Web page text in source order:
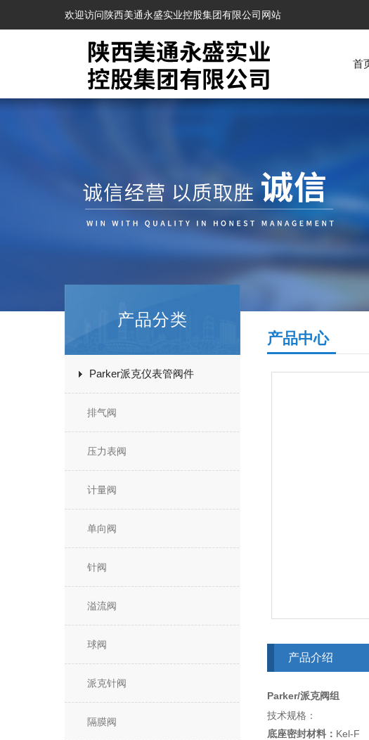
欢迎访问陕西美通永盛实业控股集团有限公司网站
首
产品分类
Parker派克仪表管阀件
排气阀
压力表阀
计量阀
单向阀
针阀
溢流阀
球阀
派克针阀
隔膜阀
产品中心
产品介绍
Parker/派克阀组
技术规格：
底座密封材料： Kel-F